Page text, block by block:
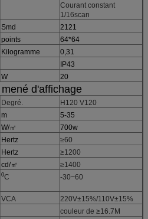
Courant constant
1/16scan
Smd
2121
points
64*64
Kilogramme
0,31
IP43
W 20
d'affichage
Degré.
H120 V120
m
5-35
W/㎡
700w
Hertz
≥60
Hertz
≥1200
cd/㎡
≥1400
0C -30~60
VCA
220V±15%/110V±15%
couleur de ≥16.7M